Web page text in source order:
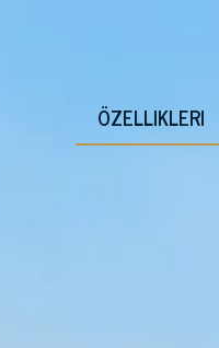
ÖZELLIKLERI